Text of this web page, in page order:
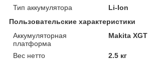
Тип аккумулятора
Li-Ion
Пользовательские характеристики
Аккумуляторная
платформа
Makita XGT
Вес нетто
2.5 кг